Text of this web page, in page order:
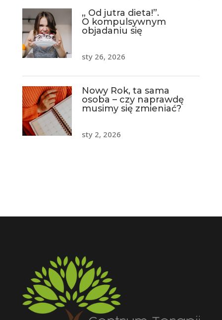
„ Od jutra dieta!”.
O kompulsywnym
objadaniu się
sty 26, 2026
Nowy Rok, ta sama
osoba – czy naprawdę
musimy się zmieniać?
sty 2, 2026